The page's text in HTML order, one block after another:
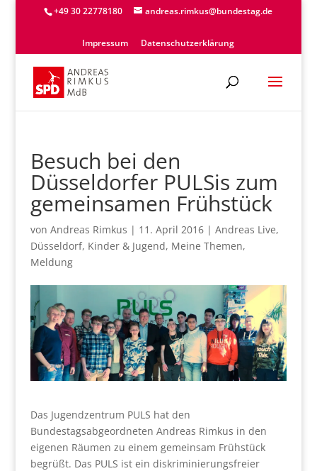
+49 30 22778180 andreas.rimkus@bundestag.de
Impressum Datenschutzerklärung
Besuch bei den
Düsseldorfer PULSis zum
gemeinsamen Frühstück
von Andreas Rimkus | 11. April 2016| Andreas Live,
Düsseldorf, Kinder & Jugend, Meine Themen,
Meldung
Das Jugendzentrum PULS hat den
Bundestagsabgeordneten Andreas Rimkus in den
eigenen Räumen zu einem gemeinsam Frühstück
begrüßt. Das PULS ist ein diskriminierungsfreier